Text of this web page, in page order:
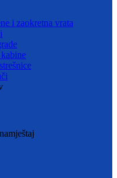
i zaokretna vrata